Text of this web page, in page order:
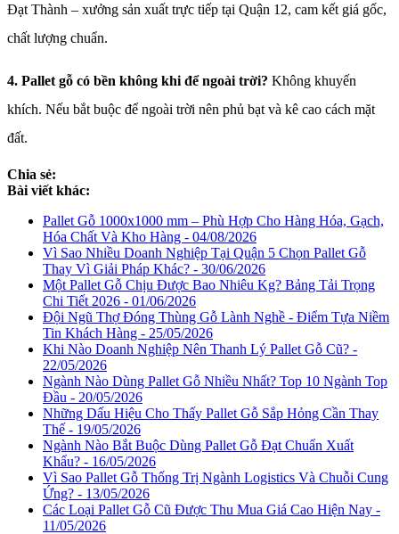
Đạt Thành – xưởng sản xuất trực tiếp tại Quận 12, cam kết giá gốc,
chất lượng chuẩn.
4. Pallet gỗ có bền không khi để ngoài trời? Không khuyến
khích. Nếu bắt buộc để ngoài trời nên phủ bạt và kê cao cách mặt
đất.
Chia sẻ:
Bài viết khác:
Pallet Gỗ 1000x1000 mm – Phù Hợp Cho Hàng Hóa, Gạch,
Hóa Chất Và Kho Hàng - 04/08/2026
Vì Sao Nhiều Doanh Nghiệp Tại Quận 5 Chọn Pallet Gỗ
Thay Vì Giải Pháp Khác? - 30/06/2026
Một Pallet Gỗ Chịu Được Bao Nhiêu Kg? Bảng Tải Trọng
Chi Tiết 2026 - 01/06/2026
Đội Ngũ Thợ Đóng Thùng Gỗ Lành Nghề - Điểm Tựa Niềm
Tin Khách Hàng - 25/05/2026
Khi Nào Doanh Nghiệp Nên Thanh Lý Pallet Gỗ Cũ? -
22/05/2026
Ngành Nào Dùng Pallet Gỗ Nhiều Nhất? Top 10 Ngành Top
Đầu - 20/05/2026
Những Dấu Hiệu Cho Thấy Pallet Gỗ Sắp Hỏng Cần Thay
Thế - 19/05/2026
Ngành Nào Bắt Buộc Dùng Pallet Gỗ Đạt Chuẩn Xuất
Khẩu? - 16/05/2026
Vì Sao Pallet Gỗ Thống Trị Ngành Logistics Và Chuỗi Cung
Ứng? - 13/05/2026
Các Loại Pallet Gỗ Cũ Được Thu Mua Giá Cao Hiện Nay -
11/05/2026